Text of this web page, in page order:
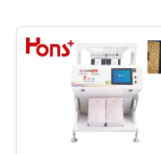
PRIVACY
POLICY